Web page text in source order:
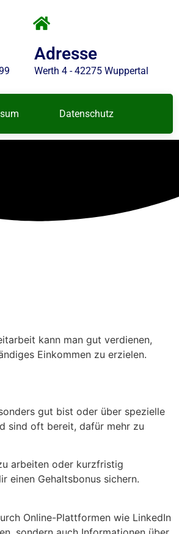
Adresse
Werth 4 - 42275 Wuppertal
Datenschutz
kann man gut verdienen,
Einkommen zu erzielen.
gut bist oder über spezielle
sind oft bereit, dafür mehr zu
arbeiten oder kurzfristig
einen Gehaltsbonus sichern.
Online-Plattformen wie LinkedIn